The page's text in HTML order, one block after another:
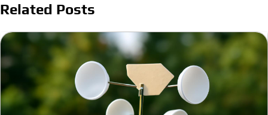
Related Posts